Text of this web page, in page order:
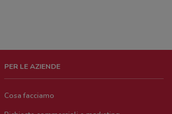
PER LE AZIENDE
Cosa facciamo